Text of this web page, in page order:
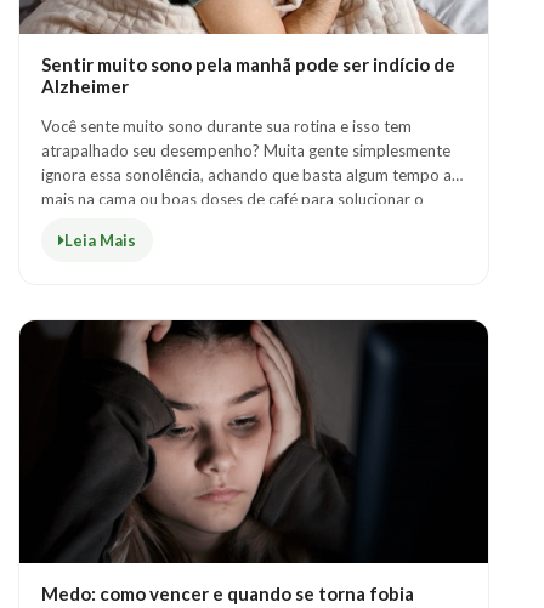
Sentir muito sono pela manhã pode ser indício de
Alzheimer
Você sente muito sono durante sua rotina e isso tem
atrapalhado seu desempenho? Muita gente simplesmente
ignora essa sonolência, achando que basta algum tempo a
mais na cama ou boas doses de café para solucionar o
Leia Mais
Medo: como vencer e quando se torna fobia